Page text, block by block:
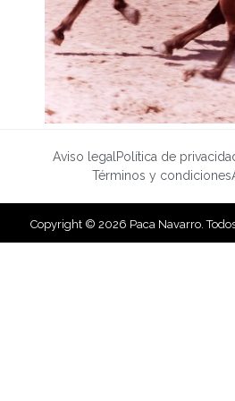
Aviso legal Política de
Términos y condiciones
Copyright © 2026 Paca Navarro.